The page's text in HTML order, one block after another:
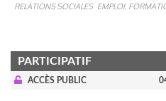
RELATIONS SOCIALES EMPLOI,
PARTICIPATIF
ACCÈS PUBLIC